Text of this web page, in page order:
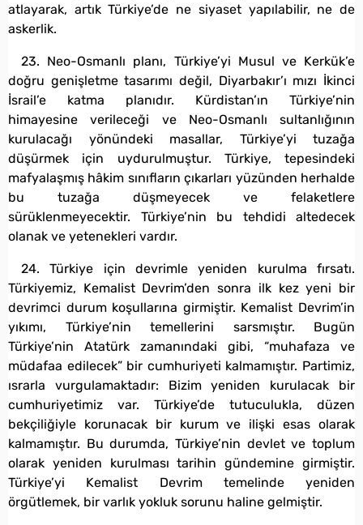
atlayarak, artık Türkiye’de ne siyaset yapılabilir, ne de
askerlik.
23. Neo-Osmanlı planı, Türkiye’yi Musul ve Kerkük’e
doğru genişletme tasarımı değil, Diyarbakır’ı mızı İkinci
İsrail’e katma planıdır. Kürdistan’ın Türkiye’nin
himayesine verileceği ve Neo-Osmanlı sultanlığının
kurulacağı yönündeki masallar, Türkiye’yi tuzağa
düşürmek için uydurulmuştur. Türkiye, tepesindeki
mafyalaşmış hâkim sınıfların çıkarları yüzünden herhalde
bu tuzağa düşmeyecek ve felaketlere
sürüklenmeyecektir. Türkiye’nin bu tehdidi altedecek
olanak ve yetenekleri vardır.
24. Türkiye için devrimle yeniden kurulma fırsatı.
Türkiyemiz, Kemalist Devrim’den sonra ilk kez yeni bir
devrimci durum koşullarına girmiştir. Kemalist Devrim’in
yıkımı, Türkiye’nin temellerini sarsmıştır. Bugün
Türkiye’nin Atatürk zamanındaki gibi, “muhafaza ve
müdafaa edilecek” bir cumhuriyeti kalmamıştır. Partimiz,
ısrarla vurgulamaktadır: Bizim yeniden kurulacak bir
cumhuriyetimiz var. Türkiye’de tutuculukla, düzen
bekçiliğiyle korunacak bir kurum ve ilişki esas olarak
kalmamıştır. Bu durumda, Türkiye’nin devlet ve toplum
olarak yeniden kurulması tarihin gündemine girmiştir.
Türkiye’yi Kemalist Devrim temelinde yeniden
örgütlemek, bir varlık yokluk sorunu haline gelmiştir.